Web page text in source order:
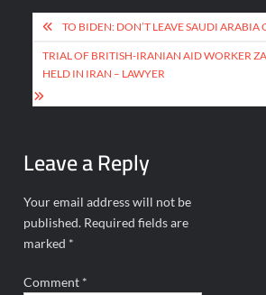
Post
navigation
TO BIDEN: DON’T LEAVE SAUDI ARABIA
TRIAL OF BRITISH-IRANIAN AID WORKER
HELD IN IRAN – LAWYER
Leave a Reply
Your email address will not be
published. Required fields are
marked *
Comment *